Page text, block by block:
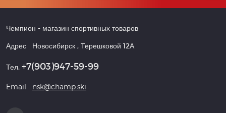
Чемпион - магазин спортивных товаров
Адрес Новосибирск , Терешковой 12А
Тел. +7(903)947-59-99
Email nsk@champ.ski